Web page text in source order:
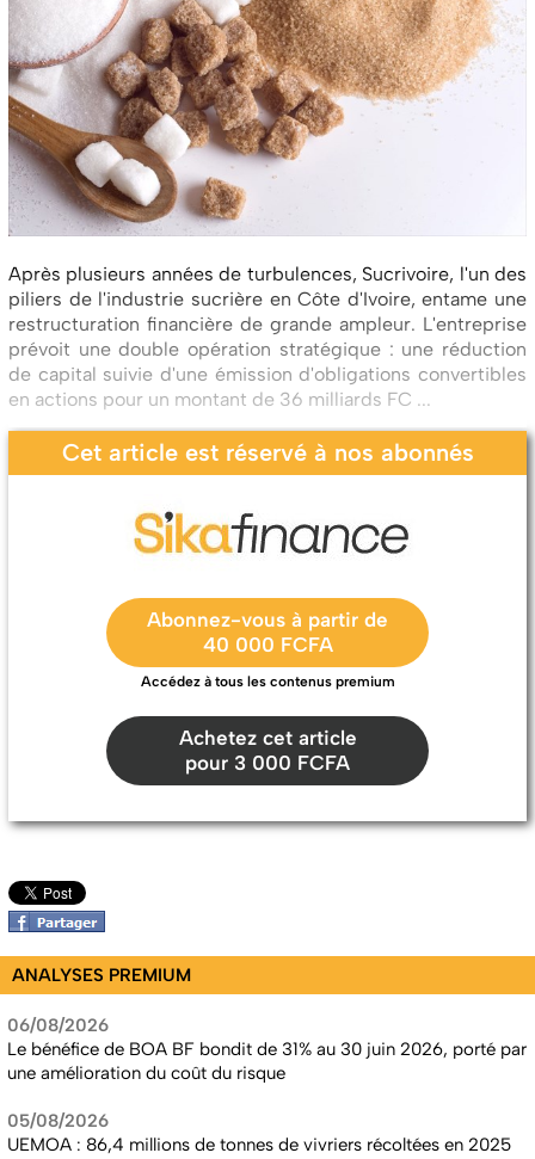
Après plusieurs années de turbulences, Sucrivoire, l'un des
piliers de l'industrie sucrière en Côte d'Ivoire, entame une
restructuration financière de grande ampleur. L'entreprise
prévoit une double opération stratégique : une réduction
de capital suivie d'une émission d'obligations convertibles
en actions pour un montant de 36 milliards FC ...
Cet article est réservé à nos abonnés
Abonnez-vous à partir de
40 000 FCFA
Accédez à tous les contenus premium
Achetez cet article
pour 3 000 FCFA
ANALYSES PREMIUM
06/08/2026
Le bénéfice de BOA BF bondit de 31% au 30 juin 2026, porté par
une amélioration du coût du risque
05/08/2026
UEMOA : 86,4 millions de tonnes de vivriers récoltées en 2025